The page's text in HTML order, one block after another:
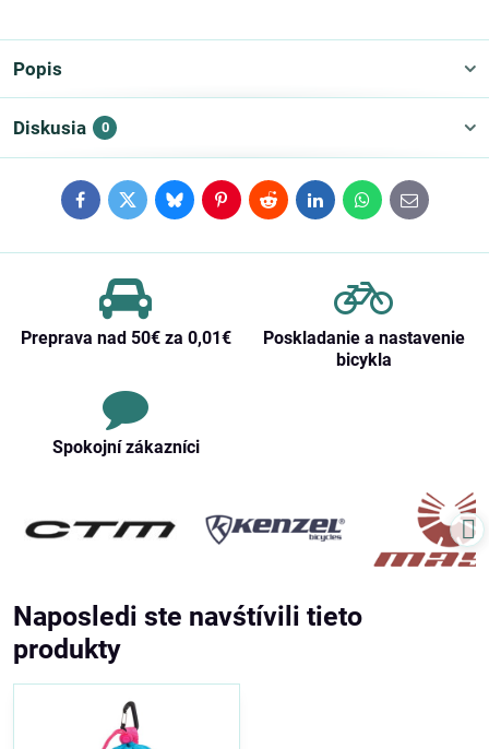
Popis
Diskusia 0
FacebookTwitterBlueskyPinterestRedditLinkedInWhatsApp
E-
mail
Preprava nad 50€ za 0,01€
Poskladanie a nastavenie
bicykla
Spokojní zákazníci
Naposledi ste navśtívili tieto
produkty